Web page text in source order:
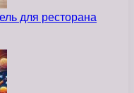
для ресторана